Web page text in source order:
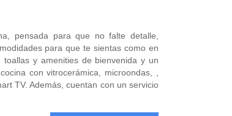
pensada para que no falte detalle,
para que te sientas como en
y amenities de bienvenida y un
con vitrocerámica, microondas, ,
TV. Además, cuentan con un servicio
aire acondicionado, calefacción y